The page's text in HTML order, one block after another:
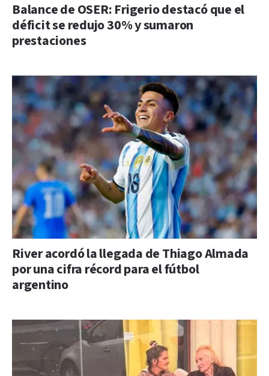
Balance de OSER: Frigerio destacó que el
déficit se redujo 30% y sumaron
prestaciones
River acordó la llegada de Thiago Almada
por una cifra récord para el fútbol
argentino